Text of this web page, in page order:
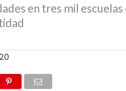
en tres mil escuelas